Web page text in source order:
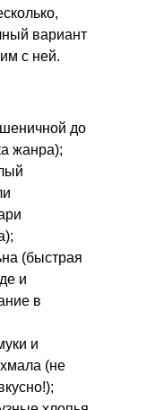
вариант
с ней.
до
жанра);
(быстрая
и
в
и
(не